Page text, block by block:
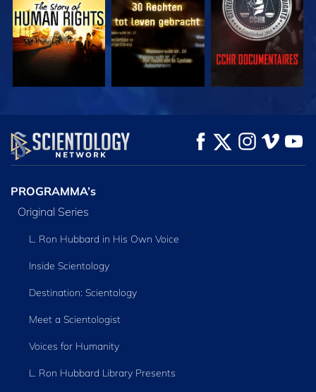
KIJK VERKEN DE SERIE
PROGRAMMA’s
Original Series
L. Ron Hubbard in His Own Voice
Inside Scientology
Destination: Scientology
Meet a Scientologist
Voices for Humanity
L. Ron Hubbard Library Presents